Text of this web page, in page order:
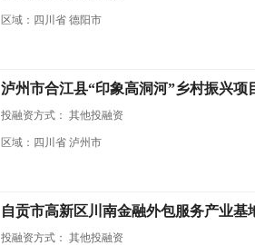
区域：四川省 德阳市
泸州市合江县“印象高洞河”乡村振兴项
投融资方式： 其他投融资
区域：四川省 泸州市
自贡市高新区川南金融外包服务产业基
投融资方式： 其他投融资